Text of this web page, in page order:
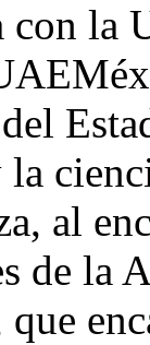
con la
la
al
de la
que